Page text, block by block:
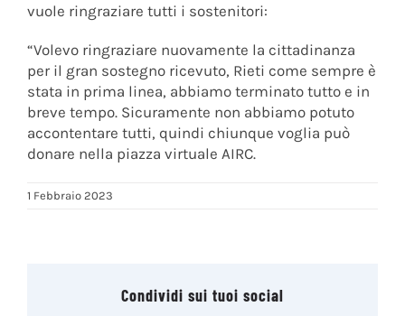
vuole ringraziare tutti i sostenitori:
“Volevo ringraziare nuovamente la cittadinanza
per il gran sostegno ricevuto, Rieti come sempre è
stata in prima linea, abbiamo terminato tutto e in
breve tempo. Sicuramente non abbiamo potuto
accontentare tutti, quindi chiunque voglia può
donare nella piazza virtuale AIRC.
1 Febbraio 2023
Condividi sui tuoi social